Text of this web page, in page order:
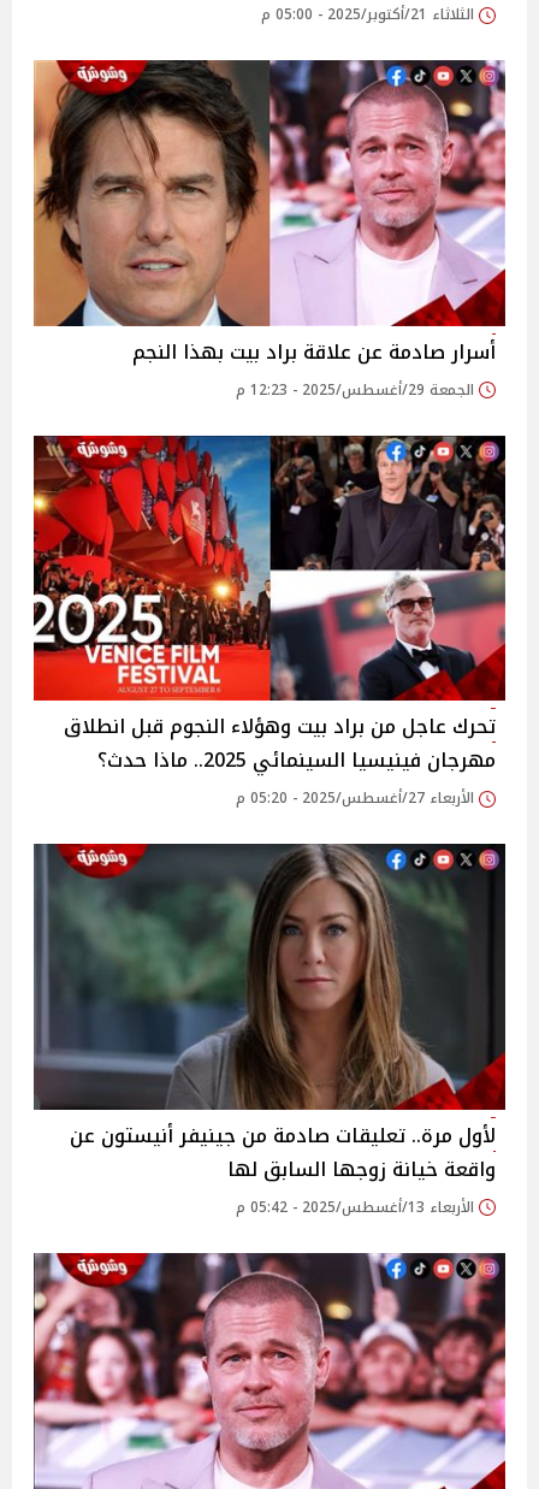
الثلاثاء 21/أكتوبر/2025 - 05:00 م
أسرار صادمة عن علاقة براد بيت بهذا النجم
الجمعة 29/أغسطس/2025 - 12:23 م
تحرك عاجل من براد بيت وهؤلاء النجوم قبل انطلاق
مهرجان فينيسيا السينمائي 2025.. ماذا حدث؟
الأربعاء 27/أغسطس/2025 - 05:20 م
لأول مرة.. تعليقات صادمة من جينيفر أنيستون عن
واقعة خيانة زوجها السابق لها
الأربعاء 13/أغسطس/2025 - 05:42 م